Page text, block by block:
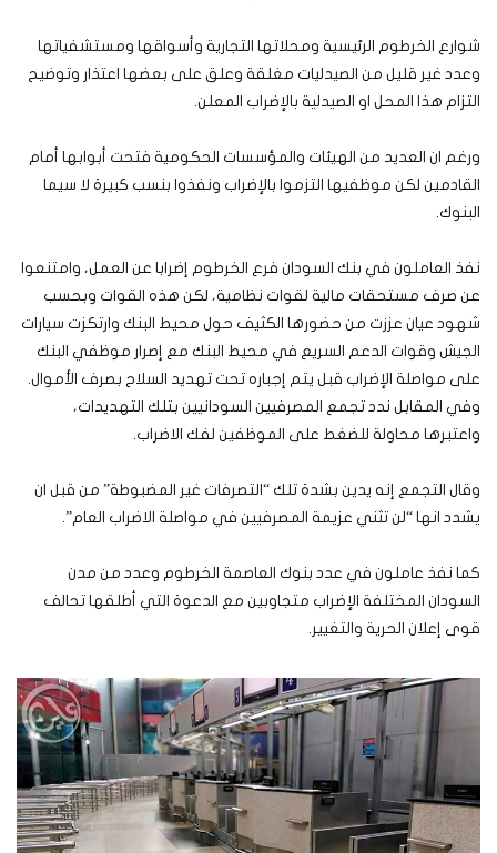
شوارع الخرطوم الرئيسية ومحلاتها التجارية وأسواقها ومستشفياتها
وعدد غير قليل من الصيدليات مغلقة وعلق على بعضها اعتذار وتوضيح
التزام هذا المحل او الصيدلية بالإضراب المعلن.
ورغم ان العديد من الهيئات والمؤسسات الحكومية فتحت أبوابها أمام
القادمين لكن موظفيها التزموا بالإضراب ونفذوا بنسب كبيرة لا سيما
البنوك.
نفذ العاملون في بنك السودان فرع الخرطوم إضرابا عن العمل، وامتنعوا
عن صرف مستحقات مالية لقوات نظامية، لكن هذه القوات وبحسب
شهود عيان عززت من حضورها الكثيف حول محيط البنك وارتكزت سيارات
الجيش وقوات الدعم السريع في محيط البنك مع إصرار موظفي البنك
على مواصلة الإضراب قبل يتم إجباره تحت تهديد السلاح بصرف الأموال.
وفي المقابل ندد تجمع المصرفيين السودانيين بتلك التهديدات،
واعتبرها محاولة للضغط على الموظفين لفك الاضراب.
وقال التجمع إنه يدين بشدة تلك “التصرفات غير المضبوطة” من قبل ان
يشدد انها “لن تثني عزيمة المصرفيين في مواصلة الاضراب العام”.
كما نفذ عاملون في عدد بنوك العاصمة الخرطوم وعدد من مدن
السودان المختلفة الإضراب متجاوبين مع الدعوة التي أطلقها تحالف
قوى إعلان الحرية والتغيير.